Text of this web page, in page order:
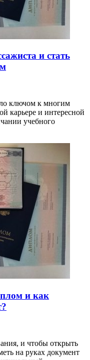
и стать
ключом к многим
карьере и интересной
учебного
и как
и чтобы открыть
на руках документ